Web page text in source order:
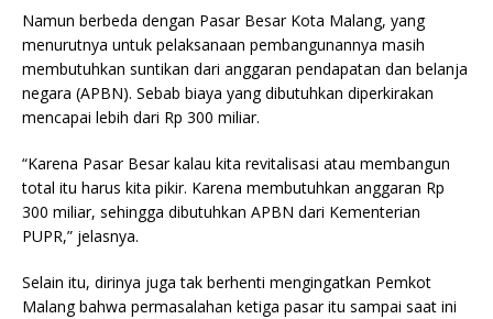
Namun berbeda dengan Pasar Besar Kota Malang, yang
menurutnya untuk pelaksanaan pembangunannya masih
membutuhkan suntikan dari anggaran pendapatan dan belanja
negara (APBN). Sebab biaya yang dibutuhkan diperkirakan
mencapai lebih dari Rp 300 miliar.
“Karena Pasar Besar kalau kita revitalisasi atau membangun
total itu harus kita pikir. Karena membutuhkan anggaran Rp
300 miliar, sehingga dibutuhkan APBN dari Kementerian
PUPR,” jelasnya.
Selain itu, dirinya juga tak berhenti mengingatkan Pemkot
Malang bahwa permasalahan ketiga pasar itu sampai saat ini